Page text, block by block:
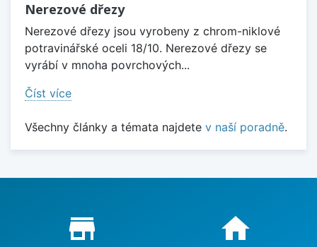
Nerezové dřezy
Nerezové dřezy jsou vyrobeny z chrom-niklové
potravinářské oceli 18/10. Nerezové dřezy se
vyrábí v mnoha povrchových...
Číst více
Všechny články a témata najdete v naší poradně.
Proč nakupovat u nás?
store_mall_directory home